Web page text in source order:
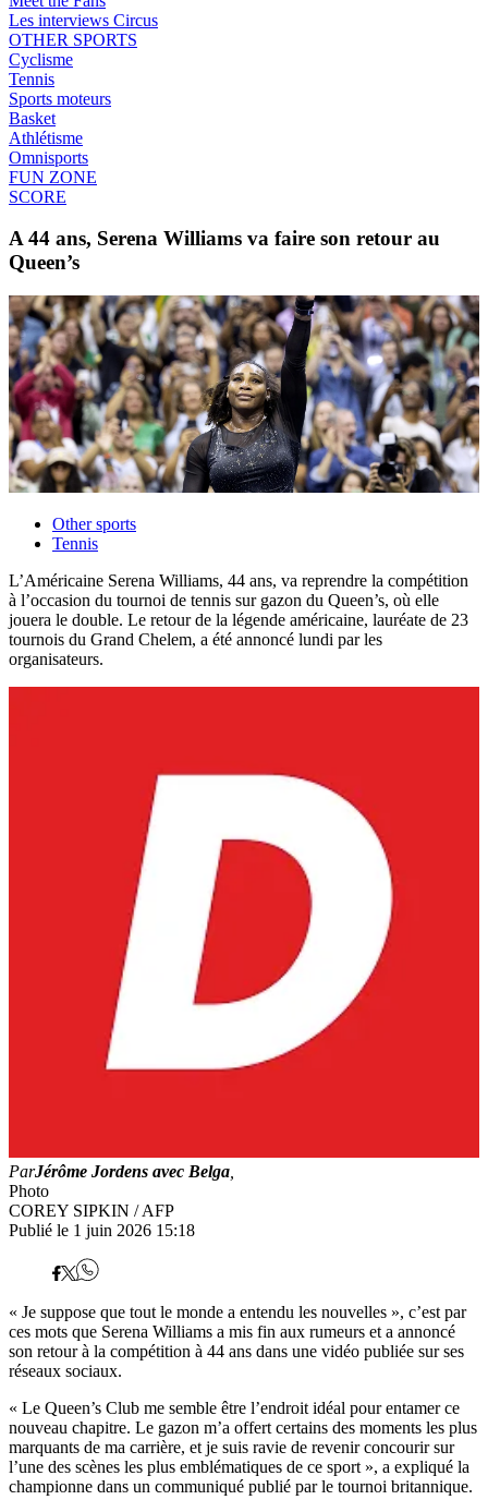
Les interviews Circus
OTHER SPORTS
Cyclisme
Tennis
Sports moteurs
Basket
Athlétisme
Omnisports
FUN ZONE
SCORE
A 44 ans, Serena Williams va faire son retour au
Queen’s
Other sports
Tennis
L’Américaine Serena Williams, 44 ans, va reprendre la compétition
à l’occasion du tournoi de tennis sur gazon du Queen’s, où elle
jouera le double. Le retour de la légende américaine, lauréate de 23
tournois du Grand Chelem, a été annoncé lundi par les
organisateurs.
ParJérôme Jordens avec Belga
Photo
COREY SIPKIN / AFP
Publié le 1 juin 2026 15:18
« Je suppose que tout le monde a entendu les nouvelles », c’est par
ces mots que Serena Williams a mis fin aux rumeurs et a annoncé
son retour à la compétition à 44 ans dans une vidéo publiée sur ses
réseaux sociaux.
« Le Queen’s Club me semble être l’endroit idéal pour entamer ce
nouveau chapitre. Le gazon m’a offert certains des moments les plus
marquants de ma carrière, et je suis ravie de revenir concourir sur
l’une des scènes les plus emblématiques de ce sport », a expliqué la
championne dans un communiqué publié par le tournoi britannique.